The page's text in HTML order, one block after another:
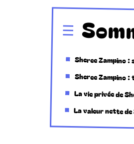
Sheree Zampino
Sheree Zampino
La vie privée de
La valeur nette de